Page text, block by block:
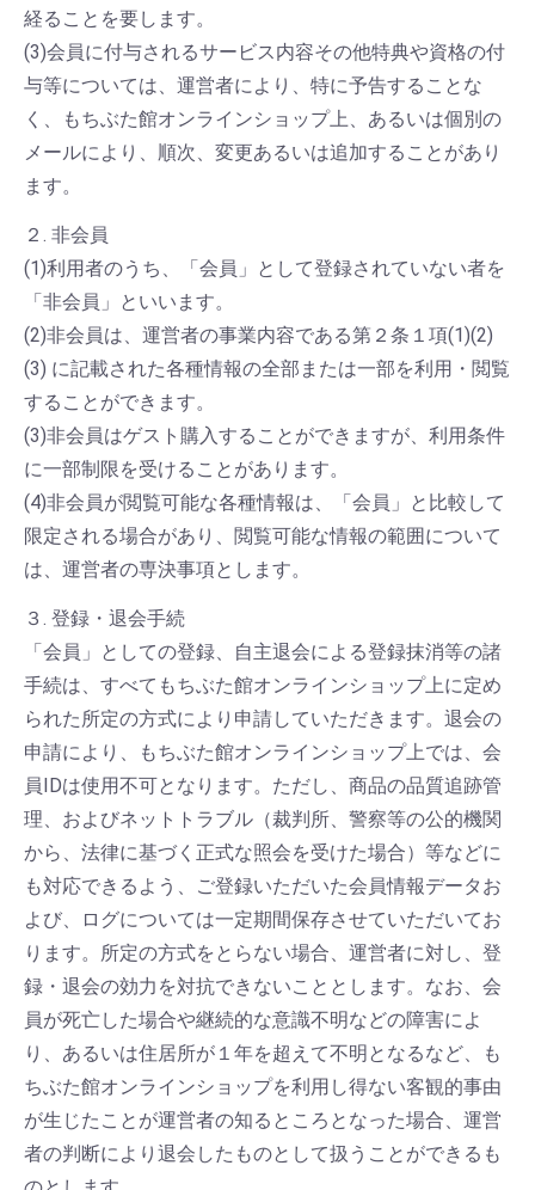
経ることを要します。
(3)会員に付与されるサービス内容その他特典や資格の付
与等については、運営者により、特に予告することな
く、もちぶた館オンラインショップ上、あるいは個別の
メールにより、順次、変更あるいは追加することがあり
ます。
２. 非会員
(1)利用者のうち、「会員」として登録されていない者を
「非会員」といいます。
(2)非会員は、運営者の事業内容である第２条１項(1)(2)
(3) に記載された各種情報の全部または一部を利用・閲覧
することができます。
(3)非会員はゲスト購入することができますが、利用条件
に一部制限を受けることがあります。
(4)非会員が閲覧可能な各種情報は、「会員」と比較して
限定される場合があり、閲覧可能な情報の範囲について
は、運営者の専決事項とします。
３. 登録・退会手続
「会員」としての登録、自主退会による登録抹消等の諸
手続は、すべてもちぶた館オンラインショップ上に定め
られた所定の方式により申請していただきます。退会の
申請により、もちぶた館オンラインショップ上では、会
員IDは使用不可となります。ただし、商品の品質追跡管
理、およびネットトラブル（裁判所、警察等の公的機関
から、法律に基づく正式な照会を受けた場合）等などに
も対応できるよう、ご登録いただいた会員情報データお
よび、ログについては一定期間保存させていただいてお
ります。所定の方式をとらない場合、運営者に対し、登
録・退会の効力を対抗できないこととします。なお、会
員が死亡した場合や継続的な意識不明などの障害によ
り、あるいは住居所が１年を超えて不明となるなど、も
ちぶた館オンラインショップを利用し得ない客観的事由
が生じたことが運営者の知るところとなった場合、運営
者の判断により退会したものとして扱うことができるも